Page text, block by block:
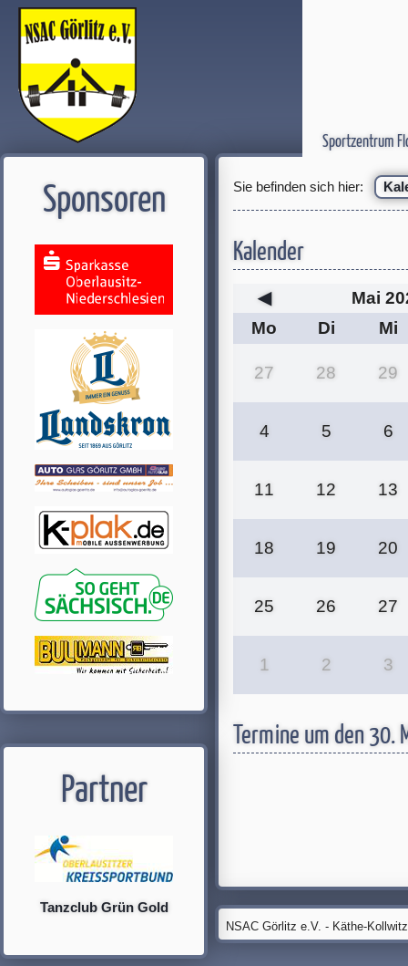
Sportzentrum
Sie befinden sich hier:
Kalender
◀
Mai
Mo
Di Mi
27 28 29
4 5 6
11 12 13
18 19 20
25 26 27
1 2 3
Termine um den 30.
NSAC Görlitz e.V. - Käthe-
Sponsoren
Partner
Tanzclub Grün Gold